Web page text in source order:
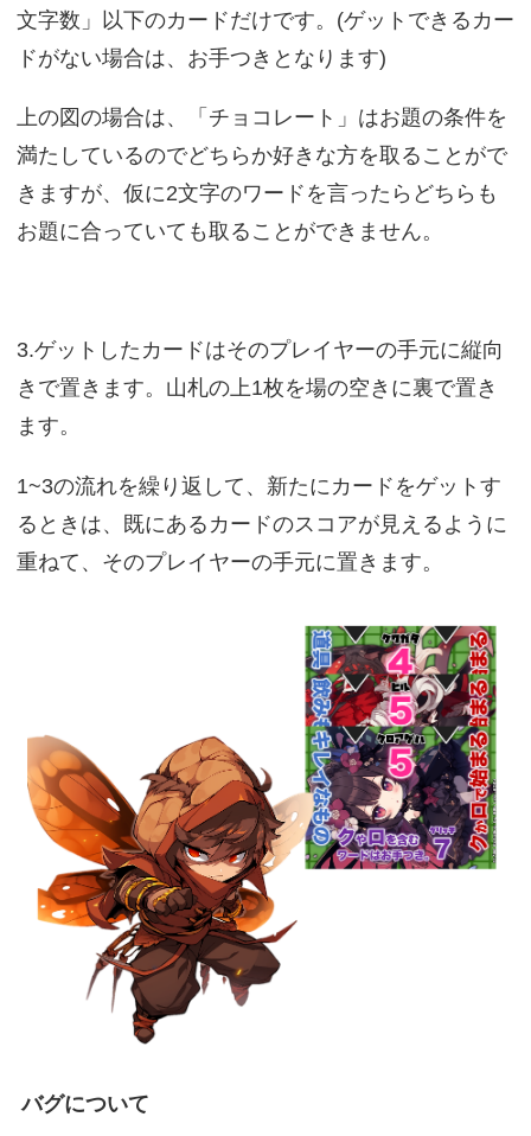
文字数」以下のカードだけです。(ゲットできるカー
ドがない場合は、お手つきとなります)
上の図の場合は、「チョコレート」はお題の条件を
満たしているのでどちらか好きな方を取ることがで
きますが、仮に2文字のワードを言ったらどちらも
お題に合っていても取ることができません。
3.ゲットしたカードはそのプレイヤーの手元に縦向
きで置きます。山札の上1枚を場の空きに裏で置き
ます。
1~3の流れを繰り返して、新たにカードをゲットす
るときは、既にあるカードのスコアが見えるように
重ねて、そのプレイヤーの手元に置きます。
バグについて